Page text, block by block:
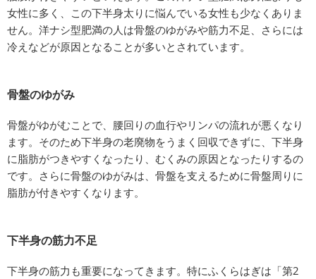
女性に多く、この下半身太りに悩んでいる女性も少なくありま
せん。洋ナシ型肥満の人は骨盤のゆがみや筋力不足、さらには
冷えなどが原因となることが多いとされています。
骨盤のゆがみ
骨盤がゆがむことで、腰回りの血行やリンパの流れが悪くなり
ます。そのため下半身の老廃物をうまく回収できずに、下半身
に脂肪がつきやすくなったり、むくみの原因となったりするの
です。さらに骨盤のゆがみは、骨盤を支えるために骨盤周りに
脂肪が付きやすくなります。
下半身の筋力不足
下半身の筋力も重要になってきます。特にふくらはぎは「第2